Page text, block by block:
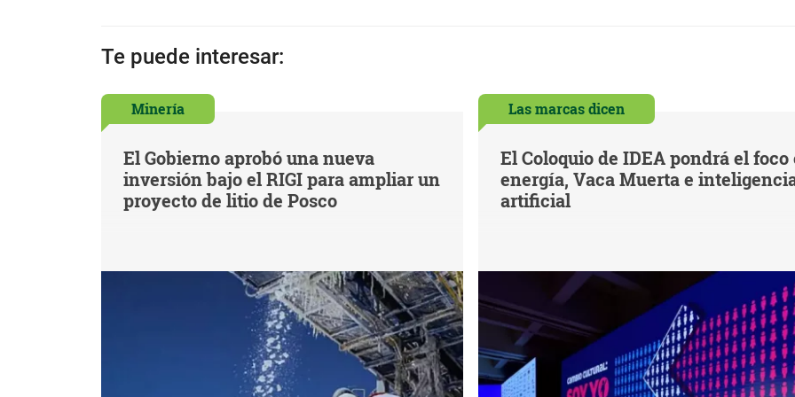
Te puede interesar:
Minería
El Gobierno aprobó una nueva
inversión bajo el RIGI para ampliar un
proyecto de litio de Posco
Las marcas dicen
El Coloquio de IDEA pondrá el foco
energía, Vaca Muerta e
artificial